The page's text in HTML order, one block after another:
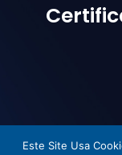
Este Site Usa